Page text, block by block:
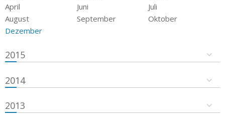
April
Juni
Juli
August
September
Oktober
Dezember
2015
2014
2013